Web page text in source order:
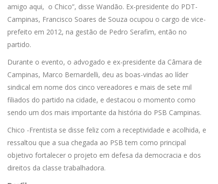
amigo aqui, o Chico”, disse Wandão. Ex-presidente do PDT-
Campinas, Francisco Soares de Souza ocupou o cargo de vice-
prefeito em 2012, na gestão de Pedro Serafim, então no
partido.
Durante o evento, o advogado e ex-presidente da Câmara de
Campinas, Marco Bernardelli, deu as boas-vindas ao líder
sindical em nome dos cinco vereadores e mais de sete mil
filiados do partido na cidade, e destacou o momento como
sendo um dos mais importante da história do PSB Campinas.
Chico -Frentista se disse feliz com a receptividade e acolhida, e
ressaltou que a sua chegada ao PSB tem como principal
objetivo fortalecer o projeto em defesa da democracia e dos
direitos da classe trabalhadora.